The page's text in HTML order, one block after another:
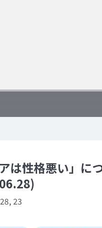
アは性格悪い」
23